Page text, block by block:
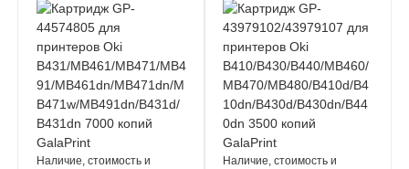
Наличие, стоимость и
Наличие, стоимость и